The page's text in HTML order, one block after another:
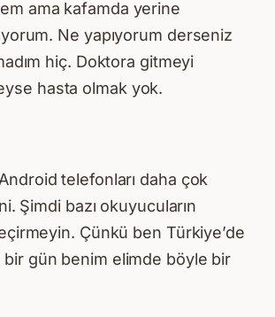
ama kafamda yerine
Ne yapıyorum derseniz
hiç. Doktora gitmeyi
hasta olmak yok.
telefonları daha çok
Şimdi bazı okuyucuların
Çünkü ben Türkiye’de
bir gün benim elimde böyle bir